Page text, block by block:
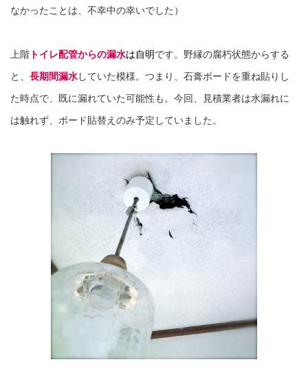
なかったことは、不幸中の幸いでした）
上階 トイレ配管からの漏水は自明です。野縁の腐朽状態からする
と、 長期間漏水していた模様。つまり、石膏ボードを重ね貼りし
た時点で、既に漏れていた可能性も。今回、見積業者は水漏れに
は触れず、ボード貼替えのみ予定していました。